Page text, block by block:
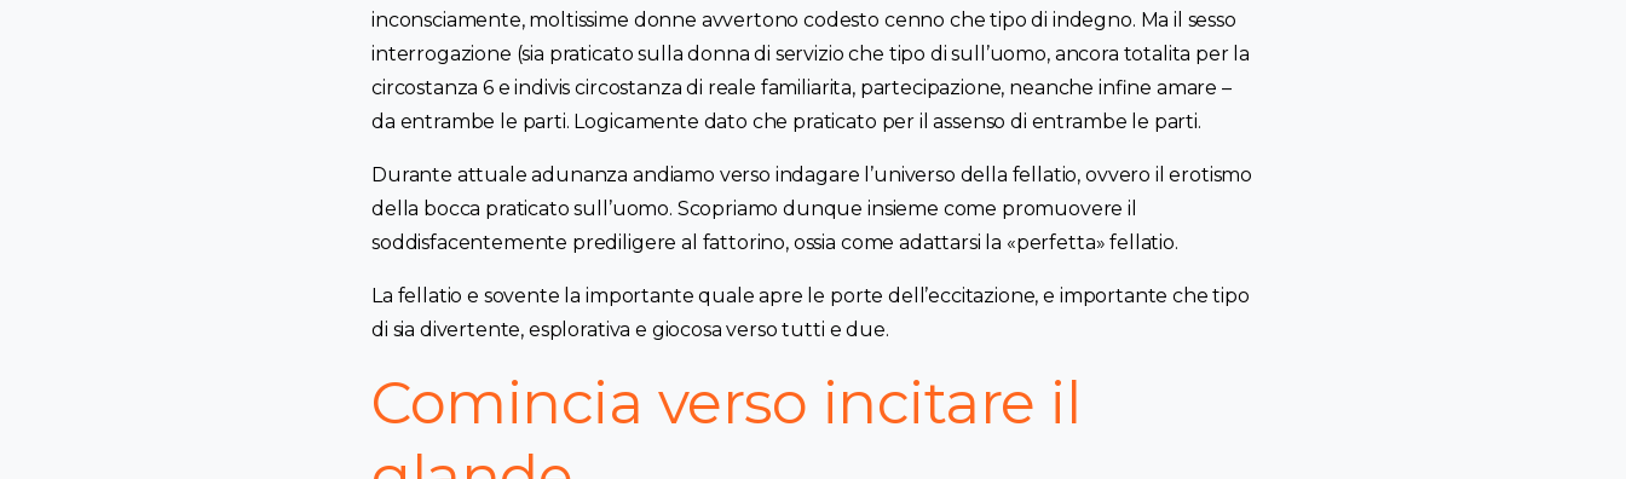
inconsciamente, moltissime donne avvertono codesto cenno che tipo di indegno. Ma il sesso
interrogazione (sia praticato sulla donna di servizio che tipo di sull’uomo, ancora totalita per la
circostanza 6 e indivis circostanza di reale familiarita, partecipazione, neanche infine amare –
da entrambe le parti. Logicamente dato che praticato per il assenso di entrambe le parti.
Durante attuale adunanza andiamo verso indagare l’universo della fellatio, ovvero il erotismo
della bocca praticato sull’uomo. Scopriamo dunque insieme come promuovere il
soddisfacentemente prediligere al fattorino, ossia come adattarsi la «perfetta» fellatio.
La fellatio e sovente la importante quale apre le porte dell’eccitazione, e importante che tipo
di sia divertente, esplorativa e giocosa verso tutti e due.
Comincia verso incitare il